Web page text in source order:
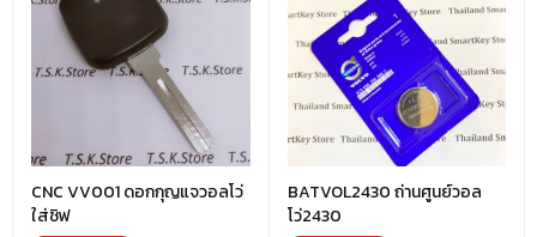
CNC VV001 ดอกกุญแจวอลโว่
ใส่ชิฟ
BATVOL2430 ถ่านศูนย์วอล
โว่2430